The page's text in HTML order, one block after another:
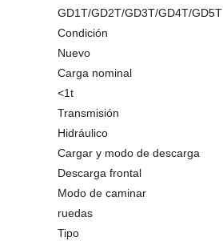
GD1T/GD2T/GD3T/GD4T/GD5T
Condición
Nuevo
Carga nominal
<1t
Transmisión
Hidráulico
Cargar y modo de descarga
Descarga frontal
Modo de caminar
ruedas
Tipo